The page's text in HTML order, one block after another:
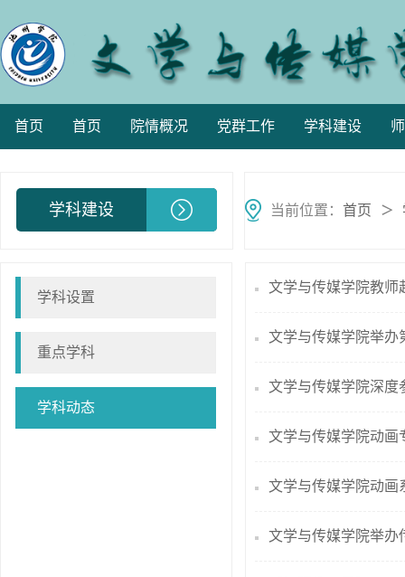
首页 首页 院情概况 党群工作 学科建设
学科建设 当前位置： 首页 ＞
学科设置
重点学科
学科动态
文学与传媒学院教师
文学与传媒学院举办
文学与传媒学院深度
文学与传媒学院动画
文学与传媒学院动画
文学与传媒学院举办